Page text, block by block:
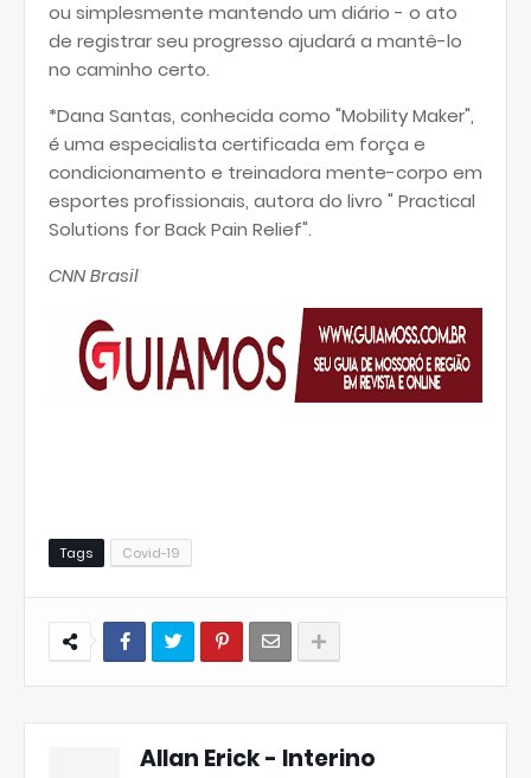
ou simplesmente mantendo um diário - o ato
de registrar seu progresso ajudará a mantê-lo
no caminho certo.
*Dana Santas, conhecida como "Mobility Maker",
é uma especialista certificada em força e
condicionamento e treinadora mente-corpo em
esportes profissionais, autora do livro " Practical
Solutions for Back Pain Relief".
CNN Brasil
Tags Covid-19
Allan Erick - Interino